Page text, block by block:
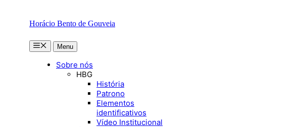
Horácio Bento de Gouveia
MenuMenu
Sobre nós
HBG
História
Patrono
Elementos
identificativos
Vídeo Institucional